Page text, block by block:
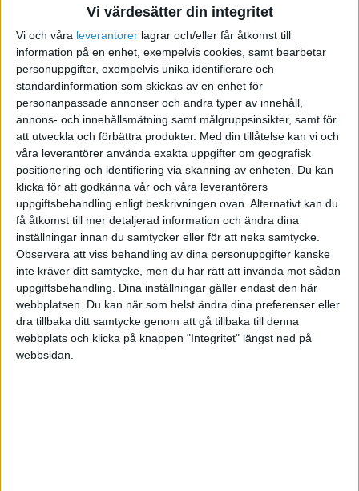
Vi värdesätter din integritet
Vi och våra leverantorer lagrar och/eller får åtkomst till
information på en enhet, exempelvis cookies, samt bearbetar
personuppgifter, exempelvis unika identifierare och
standardinformation som skickas av en enhet för
personanpassade annonser och andra typer av innehåll,
annons- och innehållsmätning samt målgruppsinsikter, samt för
att utveckla och förbättra produkter. Med din tillåtelse kan vi och
våra leverantörer använda exakta uppgifter om geografisk
positionering och identifiering via skanning av enheten. Du kan
klicka för att godkänna vår och våra leverantörers
uppgiftsbehandling enligt beskrivningen ovan. Alternativt kan du
få åtkomst till mer detaljerad information och ändra dina
inställningar innan du samtycker eller för att neka samtycke.
Observera att viss behandling av dina personuppgifter kanske
inte kräver ditt samtycke, men du har rätt att invända mot sådan
uppgiftsbehandling. Dina inställningar gäller endast den här
webbplatsen. Du kan när som helst ändra dina preferenser eller
dra tillbaka ditt samtycke genom att gå tillbaka till denna
webbplats och klicka på knappen "Integritet" längst ned på
webbsidan.
Sälja varulager, finns det regler etc?
Tråd i Försäljning och Marknadsföring
för 12 år sedan
Lagervärde år 2
Svar
i Bokföring forum, Skatter och
Företagsformer
för 13 år sedan
Lagervärde år 2
Tråd
i Bokföring forum, Skatter och
Företagsformer
2
för 13 år sedan
bokföra varulager så att det inte påverkar
företagets resultat
Svar
i Bokföring forum, Skatter och
Företagsformer
för 14 år sedan
bokföra varulager så att det inte påverkar
företagets resultat
för 14 år sedan